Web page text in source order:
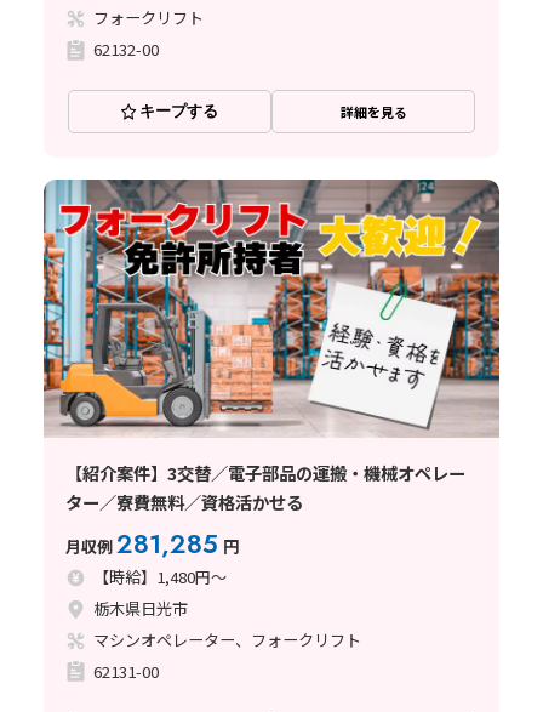
フォークリフト
62132-00
キープする 詳細を見る
【紹介案件】3交替／電子部品の運搬・機械オペレー
ター／寮費無料／資格活かせる
月収例281,285 円
【時給】1,480円～
栃木県日光市
マシンオペレーター、フォークリフト
62131-00